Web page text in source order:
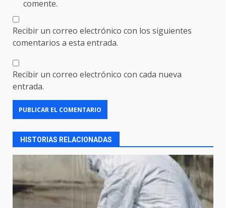
comente.
Recibir un correo electrónico con los siguientes
comentarios a esta entrada.
Recibir un correo electrónico con cada nueva
entrada.
HISTORIAS RELACIONADAS